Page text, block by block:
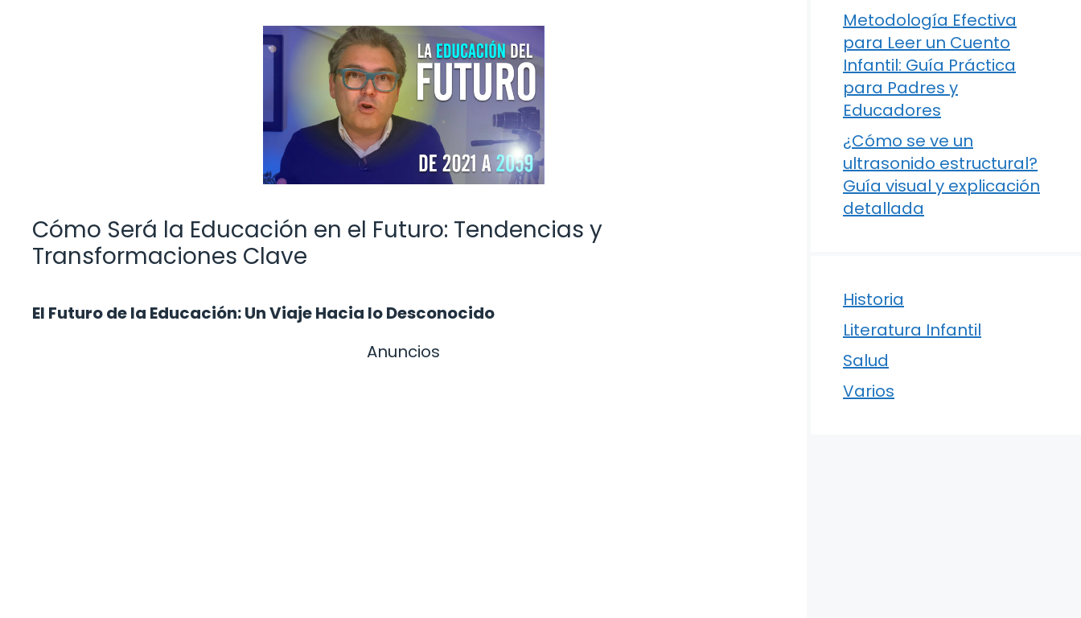
Cómo Será la Educación en el Futuro: Tendencias y
Transformaciones Clave
El Futuro de la Educación: Un Viaje Hacia lo Desconocido
Anuncios
Metodología Efectiva
para Leer un Cuento
Infantil: Guía Práctica
para Padres y
Educadores
¿Cómo se ve un
ultrasonido estructural?
Guía visual y explicación
detallada
Historia
Literatura Infantil
Salud
Varios